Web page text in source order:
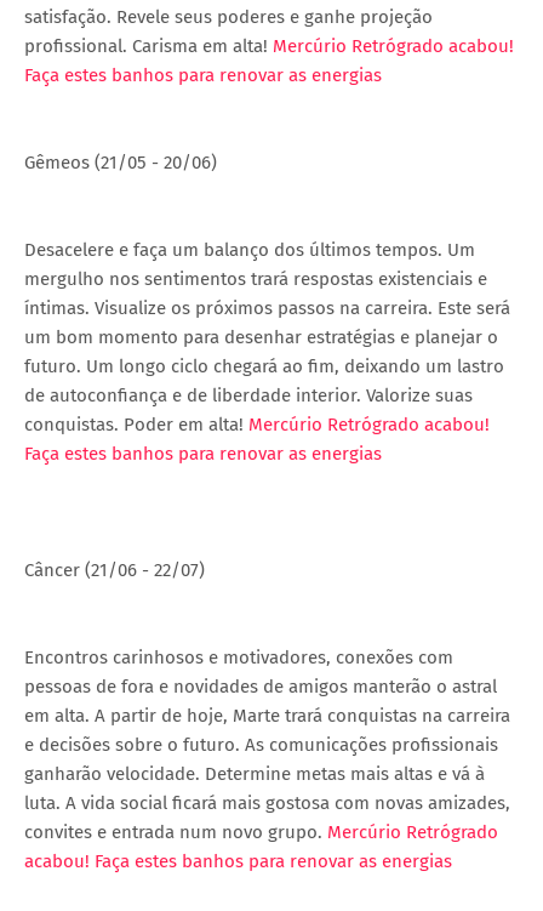
satisfação. Revele seus poderes e ganhe projeção
profissional. Carisma em alta! Mercúrio Retrógrado acabou!
Faça estes banhos para renovar as energias
Gêmeos (21/05 - 20/06)
Desacelere e faça um balanço dos últimos tempos. Um
mergulho nos sentimentos trará respostas existenciais e
íntimas. Visualize os próximos passos na carreira. Este será
um bom momento para desenhar estratégias e planejar o
futuro. Um longo ciclo chegará ao fim, deixando um lastro
de autoconfiança e de liberdade interior. Valorize suas
conquistas. Poder em alta! Mercúrio Retrógrado acabou!
Faça estes banhos para renovar as energias
Câncer (21/06 - 22/07)
Encontros carinhosos e motivadores, conexões com
pessoas de fora e novidades de amigos manterão o astral
em alta. A partir de hoje, Marte trará conquistas na carreira
e decisões sobre o futuro. As comunicações profissionais
ganharão velocidade. Determine metas mais altas e vá à
luta. A vida social ficará mais gostosa com novas amizades,
convites e entrada num novo grupo. Mercúrio Retrógrado
acabou! Faça estes banhos para renovar as energias